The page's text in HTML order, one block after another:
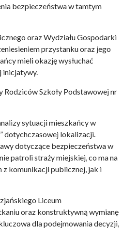
bezpieczeństwa w tamtym
oraz Wydziału Gospodarki
przystanku oraz jego
mieli okazję wysłuchać
inicjatywy.
Rodziców Szkoły Podstawowej nr
sytuacji mieszkańcy w
dotychczasowej lokalizacji.
dotyczące bezpieczeństwa w
patroli straży miejskiej, co ma na
komunikacji publicznej, jak i
Liceum
oraz konstruktywną wymianę
dla podejmowania decyzji,